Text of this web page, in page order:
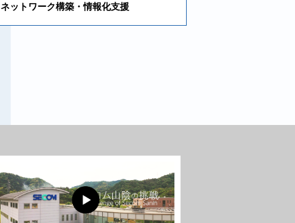
ネットワーク構築・情報化支援